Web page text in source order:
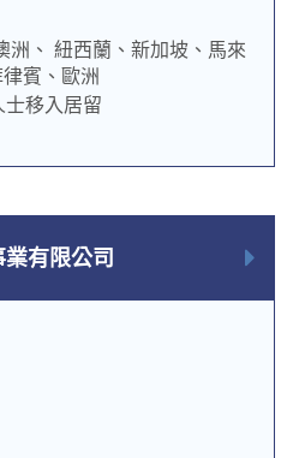
洲、 紐西蘭、新加坡、馬來
賓、歐洲
移入居留
有限公司